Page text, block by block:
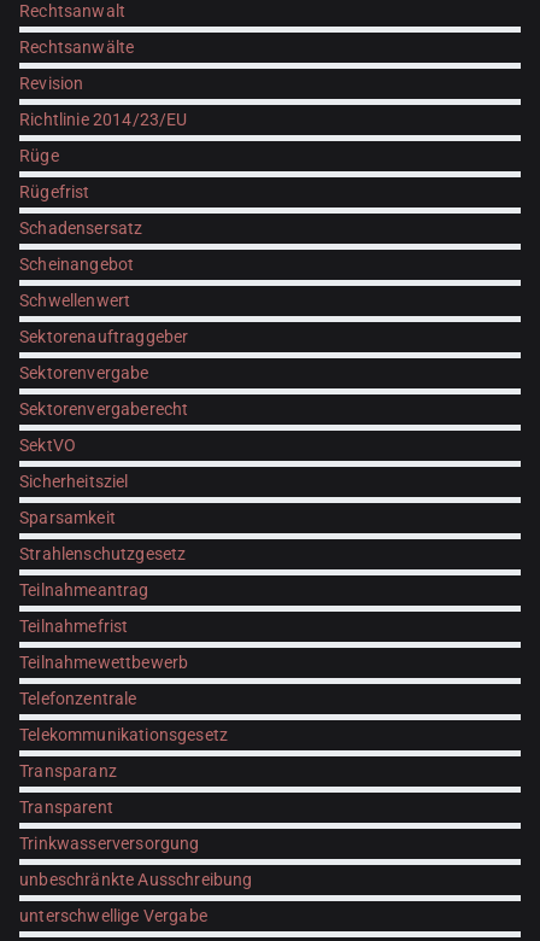
Rechtsanwalt
Rechtsanwälte
Revision
Richtlinie 2014/23/EU
Rüge
Rügefrist
Schadensersatz
Scheinangebot
Schwellenwert
Sektorenauftraggeber
Sektorenvergabe
Sektorenvergaberecht
SektVO
Sicherheitsziel
Sparsamkeit
Strahlenschutzgesetz
Teilnahmeantrag
Teilnahmefrist
Teilnahmewettbewerb
Telefonzentrale
Telekommunikationsgesetz
Transparanz
Transparent
Trinkwasserversorgung
unbeschränkte Ausschreibung
unterschwellige Vergabe